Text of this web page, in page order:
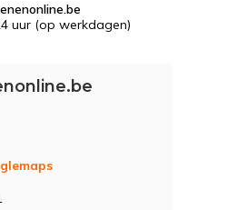
uur (op werkdagen)